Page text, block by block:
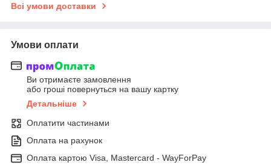
Всі умови доставки
Умови оплати
Ви отримаєте замовлення
або гроші повернуться на вашу картку
Детальніше
Оплатити частинами
Оплата на рахунок
Оплата картою Visa, Mastercard - WayForPay